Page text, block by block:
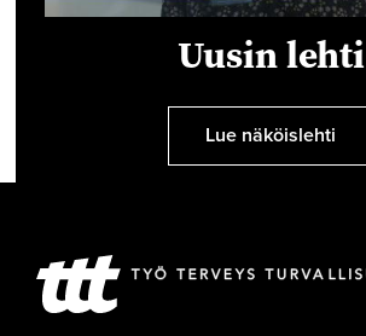
Uusin lehti
Lue näköislehti